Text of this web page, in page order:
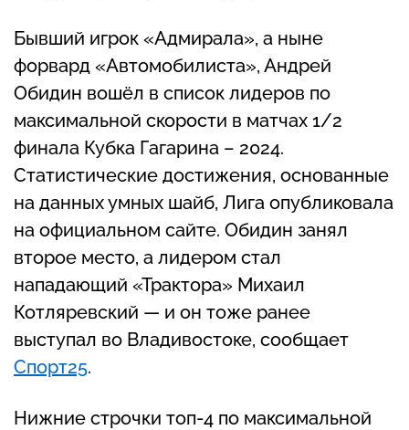
Бывший игрок «Адмирала», а ныне
форвард «Автомобилиста», Андрей
Обидин вошёл в список лидеров по
максимальной скорости в матчах 1/2
финала Кубка Гагарина – 2024.
Статистические достижения, основанные
на данных умных шайб, Лига опубликовала
на официальном сайте. Обидин занял
второе место, а лидером стал
нападающий «Трактора» Михаил
Котляревский — и он тоже ранее
выступал во Владивостоке, сообщает
Спорт25.
Нижние строчки топ-4 по максимальной